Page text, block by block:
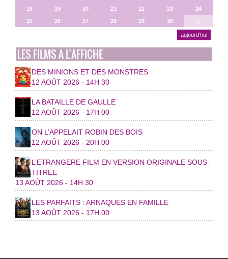
18
19 20 21 22 23
24
25
26 27 28 29 30 1
aujourd’hui
LES FILMS A L’AFFICHE
DES MINIONS ET DES MONSTRES
12 AOÛT 2026 - 14H 30
LA BATAILLE DE GAULLE
12 AOÛT 2026 - 17H 00
ON L’APPELAIT ROBIN DES BOIS
12 AOÛT 2026 - 20H 00
L’ETRANGERE FILM EN VERSION ORIGINALE SOUS-
TITREE
13 AOÛT 2026 - 14H 30
LES PARFAITS : ARNAQUES EN FAMILLE
13 AOÛT 2026 - 17H 00